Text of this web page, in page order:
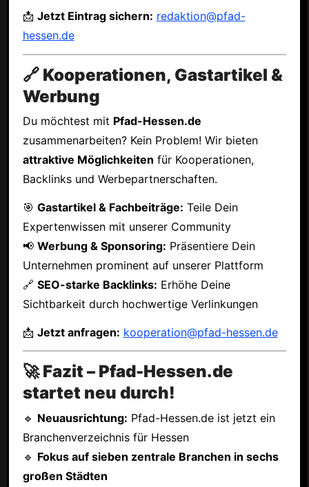
📩 Jetzt Eintrag sichern: redaktion@pfad-
hessen.de
🔗 Kooperationen, Gastartikel &
Werbung
Du möchtest mit Pfad-Hessen.de
zusammenarbeiten? Kein Problem! Wir bieten
attraktive Möglichkeiten für Kooperationen,
Backlinks und Werbepartnerschaften.
🎯 Gastartikel & Fachbeiträge: Teile Dein
Expertenwissen mit unserer Community
📢 Werbung & Sponsoring: Präsentiere Dein
Unternehmen prominent auf unserer Plattform
🔗 SEO-starke Backlinks: Erhöhe Deine
Sichtbarkeit durch hochwertige Verlinkungen
📩 Jetzt anfragen: kooperation@pfad-hessen.de
🚀 Fazit – Pfad-Hessen.de
startet neu durch!
🔹 Neuausrichtung: Pfad-Hessen.de ist jetzt ein
Branchenverzeichnis für Hessen
🔹 Fokus auf sieben zentrale Branchen in sechs
großen Städten